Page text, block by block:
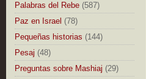
Palabras del Rebe (587)
Paz en Israel (78)
Pequeñas historias (144)
Pesaj (48)
Preguntas sobre Mashiaj (29)